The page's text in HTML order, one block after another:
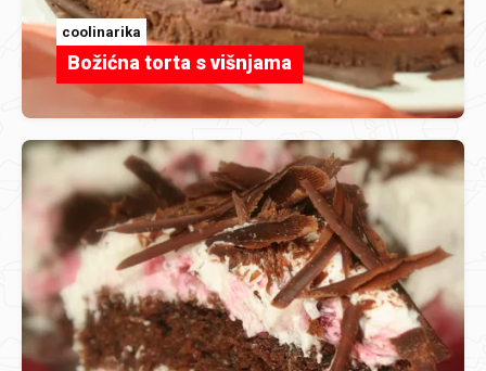
coolinarika
Božićna torta s višnjama